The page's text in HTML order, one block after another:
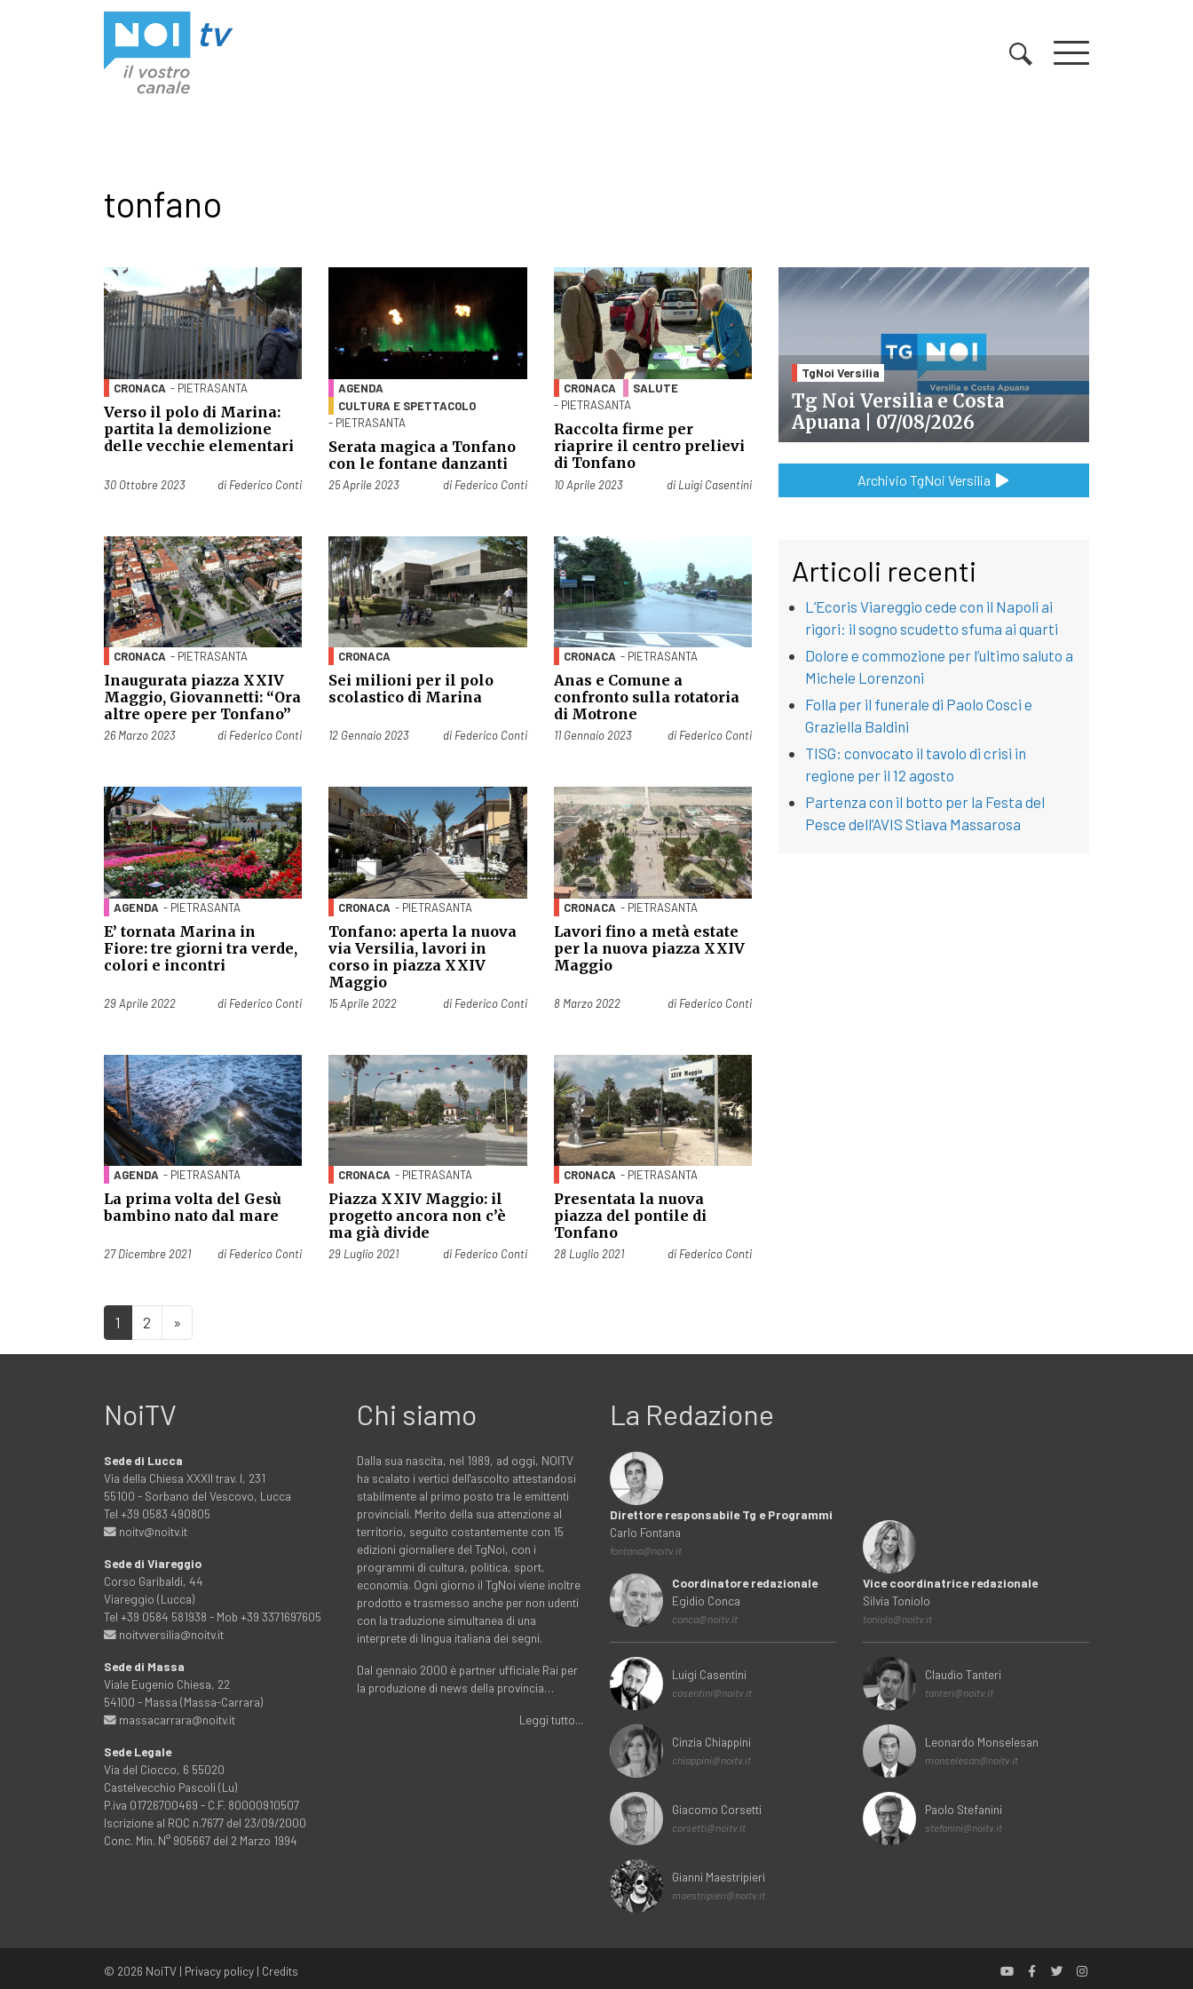
tonfano
CRONACA - PIETRASANTA
Verso il polo di Marina:
partita la demolizione
delle vecchie elementari
Pubblicato il
30 Ottobre 2023 di Federico Conti
AGENDA
CULTURA E SPETTACOLO
- PIETRASANTA
Serata magica a Tonfano
con le fontane danzanti
Pubblicato il
25 Aprile 2023 di Federico Conti
CRONACA
SALUTE
- PIETRASANTA
Raccolta firme per
riaprire il centro prelievi
di Tonfano
Pubblicato il
10 Aprile 2023 di Luigi Casentini
CRONACA - PIETRASANTA
Inaugurata piazza XXIV
Maggio, Giovannetti: “Ora
altre opere per Tonfano”
Pubblicato il
26 Marzo 2023 di Federico Conti
CRONACA
Sei milioni per il polo
scolastico di Marina
Pubblicato il
12 Gennaio 2023 di Federico Conti
CRONACA - PIETRASANTA
Anas e Comune a
confronto sulla rotatoria
di Motrone
Pubblicato il
11 Gennaio 2023 di Federico Conti
AGENDA - PIETRASANTA
E’ tornata Marina in
Fiore: tre giorni tra verde,
colori e incontri
Pubblicato il
29 Aprile 2022 di Federico Conti
CRONACA - PIETRASANTA
Tonfano: aperta la nuova
via Versilia, lavori in
corso in piazza XXIV
Maggio
Pubblicato il
15 Aprile 2022 di Federico Conti
CRONACA - PIETRASANTA
Lavori fino a metà estate
per la nuova piazza XXIV
Maggio
Pubblicato il
8 Marzo 2022 di Federico Conti
AGENDA - PIETRASANTA
La prima volta del Gesù
bambino nato dal mare
Pubblicato il
27 Dicembre 2021 di Federico Conti
CRONACA - PIETRASANTA
Piazza XXIV Maggio: il
progetto ancora non c’è
ma già divide
Pubblicato il
29 Luglio 2021 di Federico Conti
CRONACA - PIETRASANTA
Presentata la nuova
piazza del pontile di
Tonfano
Pubblicato il
28 Luglio 2021 di Federico Conti
1 2 »
TgNoi Versilia
Tg Noi Versilia e Costa
Apuana | 07/08/2026
Archivio TgNoi Versilia
Articoli recenti
L’Ecoris Viareggio cede con il Napoli ai
rigori: il sogno scudetto sfuma ai quarti
Dolore e commozione per l’ultimo saluto a
Michele Lorenzoni
Folla per il funerale di Paolo Cosci e
Graziella Baldini
TISG: convocato il tavolo di crisi in
regione per il 12 agosto
Partenza con il botto per la Festa del
Pesce dell’AVIS Stiava Massarosa
NoiTV
Sede di Lucca
Via della Chiesa XXXII trav. I, 231
55100 - Sorbano del Vescovo, Lucca
Tel +39 0583 490805
noitv@noitv.it
Sede di Viareggio
Corso Garibaldi, 44
Viareggio (Lucca)
Tel +39 0584 581938 - Mob +39 3371697605
noitvversilia@noitv.it
Sede di Massa
Viale Eugenio Chiesa, 22
54100 - Massa (Massa-Carrara)
massacarrara@noitv.it
Sede Legale
Via del Ciocco, 6 55020
Castelvecchio Pascoli (Lu)
P.iva 01726700469 - C.F. 80000910507
Iscrizione al ROC n.7677 del 23/09/2000
Conc. Min. N° 905667 del 2 Marzo 1994
Chi siamo
Dalla sua nascita, nel 1989, ad oggi, NOITV
ha scalato i vertici dell'ascolto attestandosi
stabilmente al primo posto tra le emittenti
provinciali. Merito della sua attenzione al
territorio, seguito costantemente con 15
edizioni giornaliere del TgNoi, con i
programmi di cultura, politica, sport,
economia. Ogni giorno il TgNoi viene inoltre
prodotto e trasmesso anche per non udenti
con la traduzione simultanea di una
interprete di lingua italiana dei segni.
Dal gennaio 2000 è partner ufficiale Rai per
la produzione di news della provincia…
Leggi tutto...
La Redazione
Direttore responsabile Tg e Programmi
Carlo Fontana
fontana@noitv.it
Coordinatore redazionale
Egidio Conca
conca@noitv.it
Luigi Casentini
casentini@noitv.it
Cinzia Chiappini
chiappini@noitv.it
Giacomo Corsetti
corsetti@noitv.it
Gianni Maestripieri
maestripieri@noitv.it
Vice coordinatrice redazionale
Silvia Toniolo
toniolo@noitv.it
Claudio Tanteri
tanteri@noitv.it
Leonardo Monselesan
monselesan@noitv.it
Paolo Stefanini
stefanini@noitv.it
© 2026 NoiTV | Privacy policy | Credits